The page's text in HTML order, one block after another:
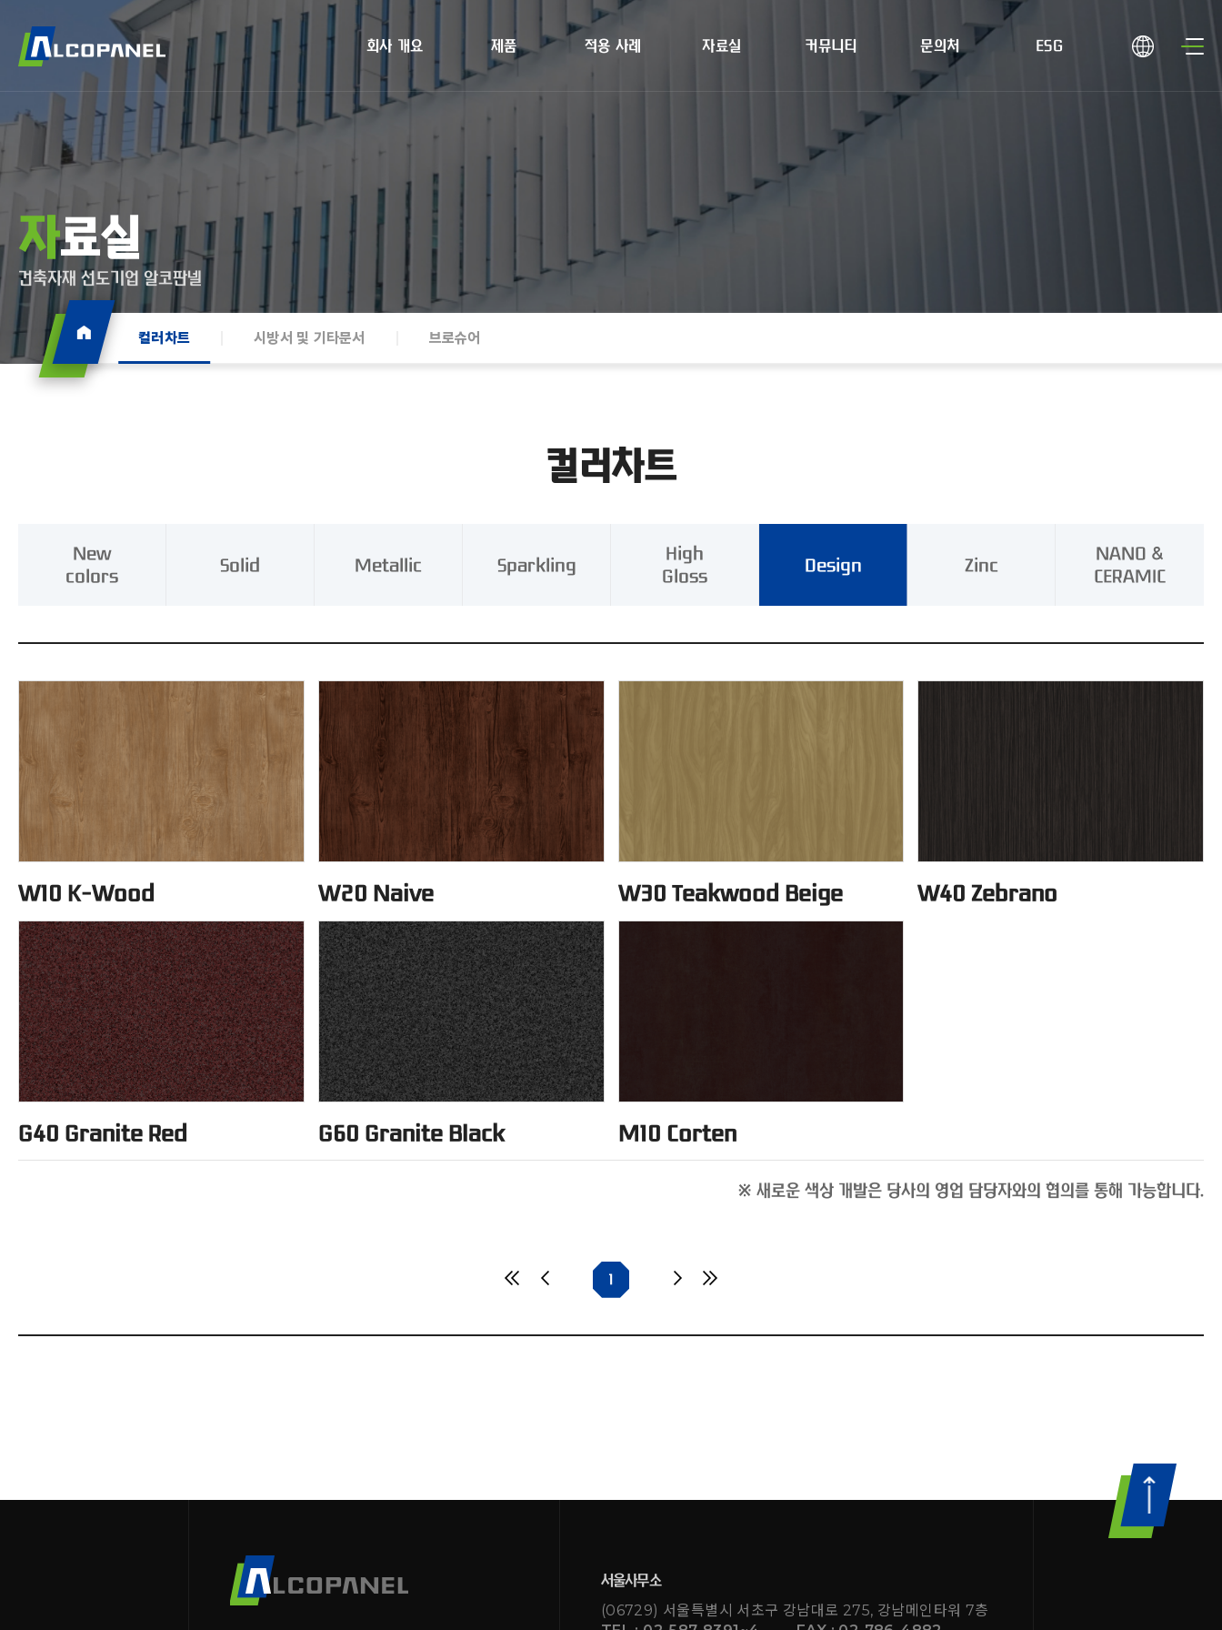
회사 개요 제품 적용 사례 자료실 커뮤니티 문의처 ESG
자료실
건축자재 선도기업 알코판넬
컬러차트 시방서 및 기타문서 브로슈어
컬러차트
New
colors
Solid Metallic Sparkling
High
Gloss
Design Zinc
NANO &
CERAMIC
W10 K-Wood W20 Naive W30 Teakwood Beige W40 Zebrano
G40 Granite Red G60 Granite Black M10 Corten
※ 새로운 색상 개발은 당사의 영업 담당자와의 협의를 통해 가능합니다.
1
서울사무소
(06729) 서울특별시 서초구 강남대로 275, 강남메인타워 7층